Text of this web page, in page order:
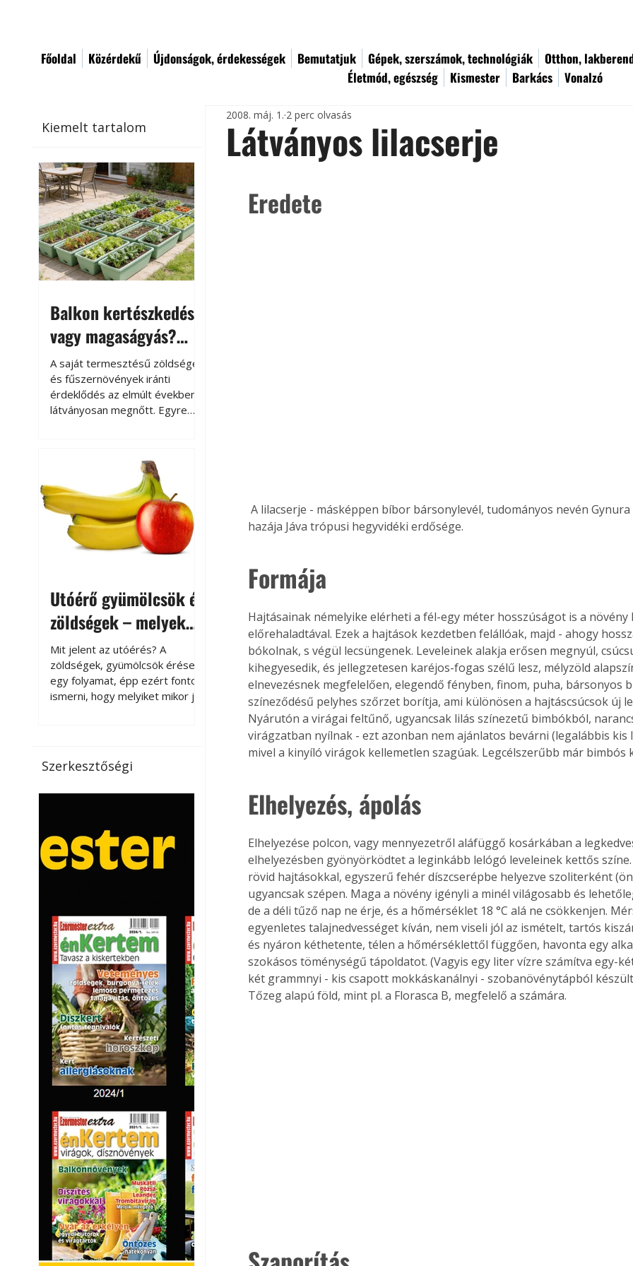
Főoldal Közérdekű Újdonságok, érdekességek Bemutatjuk Gépek, szerszámok, technológiák Otthon,
Életmód, egészség
Kismester Barkács Vonalzó
Kiemelt tartalom
Balkon kertészkedés
vagy magaságyás?
Helytakarékos
kertészkedés
A saját termesztésű zöldségek
és fűszernövények iránti
érdeklődés az elmúlt években
látványosan megnőtt. Egyre
kertészkedés sokak számára
kikapcsolódást és feltöltődést
is jelent.
Utóérő gyümölcsök és
zöldségek – melyek
érnek tovább leszedés
után?
Mit jelent az utóérés? A
zöldségek, gyümölcsök érése
egy folyamat, épp ezért fontos
ismerni, hogy melyiket mikor jó
paradicsomot sokszor
gazdasági érettségben, azaz
Utóérik eközben, de nem lesz
olyan ízű, mint amit a saját
kertünkben, biológiai
tárolható h
Szerkesztőségi
Látványos lilacserje
2008. máj. 1. 2 perc olvasás
Eredete
A lilacserje - másképpen bíbor bársonylevél, tudományos nevén Gynura aurantica -
hazája Jáva trópusi hegyvidéki erdősége.
Formája
Hajtásainak némelyike elérheti a fél-egy méter hosszúságot is a növény
előrehaladtával. Ezek a hajtások kezdetben felállóak, majd - ahogy
bókolnak, s végül lecsüngenek. Leveleinek alakja erősen megnyúl,
kihegyesedik, és jellegzetesen karéjos-fogas szélű lesz, mélyzöld
elnevezésnek megfelelően, elegendő fényben, finom, puha, bársonyos
színeződésű pelyhes szőrzet borítja, ami különösen a hajtáscsúcsok új
Nyárutón a virágai feltűnő, ugyancsak lilás színezetű bimbókból,
virágzatban nyílnak - ezt azonban nem ajánlatos bevárni (legalábbis kis
mivel a kinyíló virágok kellemetlen szagúak. Legcélszerűbb már bimbós
Elhelyezés, ápolás
Elhelyezése polcon, vagy mennyezetről aláfüggő kosárkában a
elhelyezésben gyönyörködtet a leginkább lelógó leveleinek kettős
rövid hajtásokkal, egyszerű fehér díszcserépbe helyezve szoliterként
ugyancsak szépen. Maga a növény igényli a minél világosabb és
de a déli tűző nap ne érje, és a hőmérséklet 18 °C alá ne csökkenjen.
egyenletes talajnedvességet kíván, nem viseli jól az ismételt, tartós
és nyáron kéthetente, télen a hőmérséklettől függően, havonta egy
szokásos töménységű tápoldatot. (Vagyis egy liter vízre számítva egy-
két grammnyi - kis csapott mokkáskanálnyi - szobanövénytápból
Tőzeg alapú föld, mint pl. a Florasca B, megfelelő a számára.